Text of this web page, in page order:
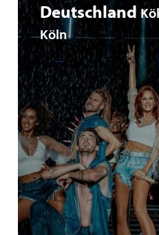
Deutschland
Köln
MEHR